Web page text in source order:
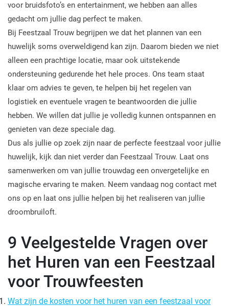
voor bruidsfoto’s en entertainment, we hebben aan alles
gedacht om jullie dag perfect te maken.
Bij Feestzaal Trouw begrijpen we dat het plannen van een
huwelijk soms overweldigend kan zijn. Daarom bieden we niet
alleen een prachtige locatie, maar ook uitstekende
ondersteuning gedurende het hele proces. Ons team staat
klaar om advies te geven, te helpen bij het regelen van
logistiek en eventuele vragen te beantwoorden die jullie
hebben. We willen dat jullie je volledig kunnen ontspannen en
genieten van deze speciale dag.
Dus als jullie op zoek zijn naar de perfecte feestzaal voor jullie
huwelijk, kijk dan niet verder dan Feestzaal Trouw. Laat ons
samenwerken om van jullie trouwdag een onvergetelijke en
magische ervaring te maken. Neem vandaag nog contact met
ons op en laat ons jullie helpen bij het realiseren van jullie
droombruiloft.
9 Veelgestelde Vragen over
het Huren van een Feestzaal
voor Trouwfeesten
Wat zijn de kosten voor het huren van een feestzaal voor